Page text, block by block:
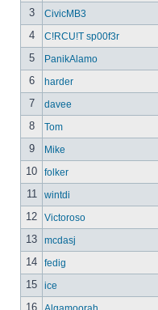
3 CivicMB3
4 C!RCU!T sp00f3r
5 PanikAlamo
6 harder
7 davee
8 Tom
9 Mike
10 folker
11 wintdi
12 Victoroso
13 mcdasj
14 fedig
15 ice
16